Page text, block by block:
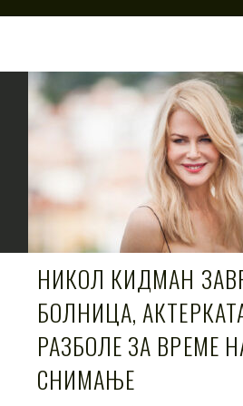
НИКОЛ КИДМАН
БОЛНИЦА,
РАЗБОЛЕ ЗА ВРЕМЕ
СНИМАЊЕ